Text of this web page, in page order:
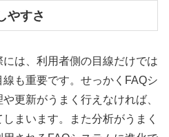
やすさ
は、利用者側の目線だけでは
も重要です。せっかくFAQシ
更新がうまく行えなければ、
まいます。また分析がうまく